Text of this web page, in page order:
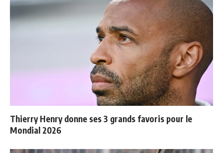
Thierry Henry donne ses 3 grands favoris pour le
Mondial 2026